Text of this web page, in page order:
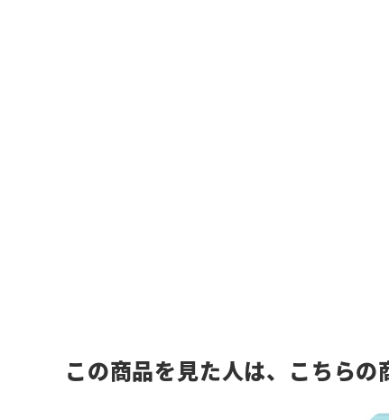
この商品を見た人は、こちら